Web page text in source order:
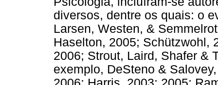
diversos, dentre os quais: o
Larsen, Westen, &
Haselton, 2005; Schützwohl,
2006; Strout, Laird, Shafer &
exemplo, DeSteno &